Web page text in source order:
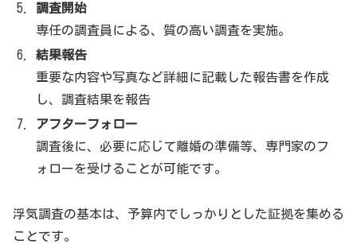
MJリサーチのよくある質問
に関して疑問・質問などよくある質問をまとめ
ました
よくある質問詳細はコチラ
調査開始
専任の調査員による、質の高い調査を実施。
結果報告
重要な内容や写真など詳細に記載した報告書を作成
し、調査結果を報告
アフターフォロー
調査後に、必要に応じて離婚の準備等、専門家のフ
ォローを受けることが可能です。
浮気調査の基本は、予算内でしっかりとした証拠を集める
ことです。